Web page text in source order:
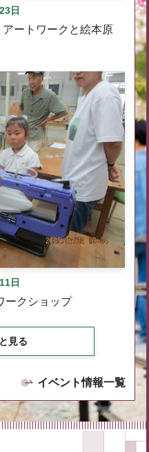
日
ートワークと絵本原
日
ークショップ
見る
イベント情報一覧